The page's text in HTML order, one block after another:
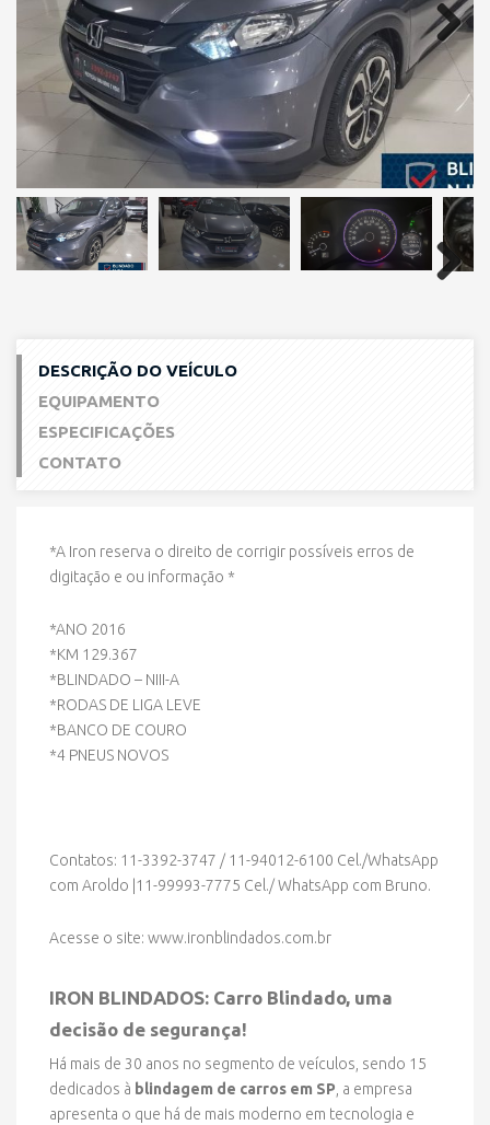
Next
DESCRIÇÃO DO VEÍCULO
EQUIPAMENTO
ESPECIFICAÇÕES
CONTATO
*A Iron reserva o direito de corrigir possíveis erros de
digitação e ou informação *
*ANO 2016
*KM 129.367
*BLINDADO – NIII-A
*RODAS DE LIGA LEVE
*BANCO DE COURO
*4 PNEUS NOVOS
Contatos: 11-3392-3747 / 11-94012-6100 Cel./WhatsApp
com Aroldo |11-99993-7775 Cel./ WhatsApp com Bruno.
Acesse o site: www.ironblindados.com.br
IRON BLINDADOS: Carro Blindado, uma
decisão de segurança!
Há mais de 30 anos no segmento de veículos, sendo 15
dedicados à blindagem de carros em SP , a empresa
apresenta o que há de mais moderno em tecnologia e